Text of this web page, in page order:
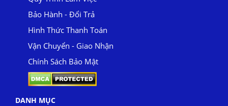
Bảo Hành - Đổi Trả
Hình Thức Thanh Toán
Vận Chuyển - Giao Nhận
Chính Sách Bảo Mật
DANH MỤC